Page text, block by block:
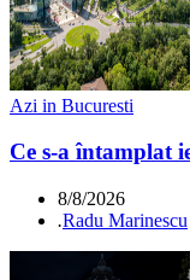
Azi in Bucuresti
Ce s-a întamplat
8/8/2026
.Radu Marinescu